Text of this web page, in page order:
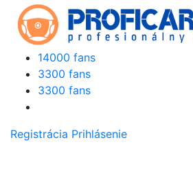
14000 fans
3300 fans
3300 fans
Registrácia Prihlásenie